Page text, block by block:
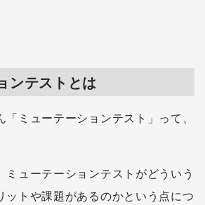
ンテストとは
ミューテーションテスト」って、
ミューテーションテストがどういう
ットや課題があるのかという点につ